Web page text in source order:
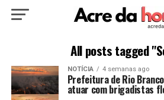
POLÍTICA CULTURA
EDUCAÇÃO NOTÍCIA
All posts tagged
NOTÍCIA 4 semanas ago
Prefeitura de Rio
atuar com brigadistas